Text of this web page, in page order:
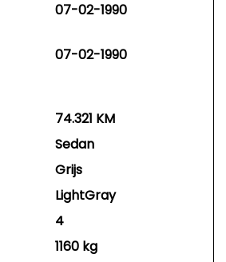
07-02-1990
07-02-1990
74.321 KM
Sedan
Grijs
LightGray
4
1160 kg